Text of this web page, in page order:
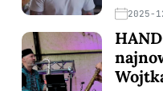
2025-